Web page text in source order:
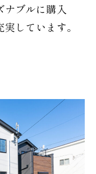
ナブルに購入
しています。